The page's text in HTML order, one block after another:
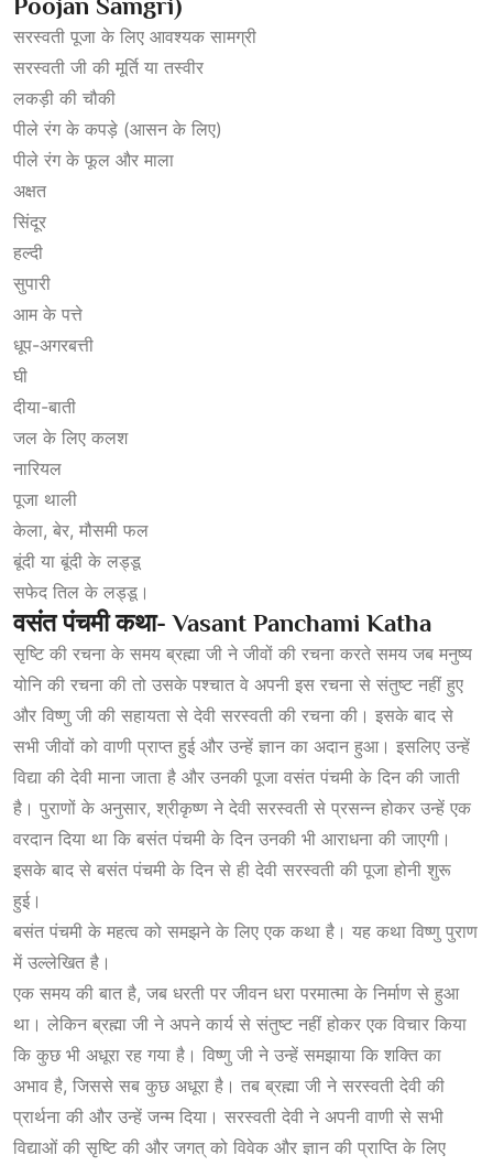
Poojan Samgri)
सरस्वती पूजा के लिए आवश्यक सामग्री
सरस्वती जी की मूर्ति या तस्वीर
लकड़ी की चौकी
पीले रंग के कपड़े (आसन के लिए)
पीले रंग के फूल और माला
अक्षत
सिंदूर
हल्दी
सुपारी
आम के पत्ते
धूप-अगरबत्ती
घी
दीया-बाती
जल के लिए कलश
नारियल
पूजा थाली
केला, बेर, मौसमी फल
बूंदी या बूंदी के लड्डू
सफेद तिल के लड्डू।
वसंतपंचमीकथा- Vasant Panchami Katha
सृष्टि की रचना के समय ब्रह्मा जी ने जीवों की रचना करते समय जब मनुष्य
योनि की रचना की तो उसके पश्चात वे अपनी इस रचना से संतुष्ट नहीं हुए
और विष्णु जी की सहायता से देवी सरस्वती की रचना की। इसके बाद से
सभी जीवों को वाणी प्राप्त हुई और उन्हें ज्ञान का अदान हुआ। इसलिए उन्हें
विद्या की देवी माना जाता है और उनकी पूजा वसंत पंचमी के दिन की जाती
है। पुराणों के अनुसार, श्रीकृष्ण ने देवी सरस्वती से प्रसन्न होकर उन्हें एक
वरदान दिया था कि बसंत पंचमी के दिन उनकी भी आराधना की जाएगी।
इसके बाद से बसंत पंचमी के दिन से ही देवी सरस्वती की पूजा होनी शुरू
हुई।
बसंत पंचमी के महत्व को समझने के लिए एक कथा है। यह कथा विष्णु पुराण
में उल्लेखित है।
एक समय की बात है, जब धरती पर जीवन धरा परमात्मा के निर्माण से हुआ
था। लेकिन ब्रह्मा जी ने अपने कार्य से संतुष्ट नहीं होकर एक विचार किया
कि कुछ भी अधूरा रह गया है। विष्णु जी ने उन्हें समझाया कि शक्ति का
अभाव है, जिससे सब कुछ अधूरा है। तब ब्रह्मा जी ने सरस्वती देवी की
प्रार्थना की और उन्हें जन्म दिया। सरस्वती देवी ने अपनी वाणी से सभी
विद्याओं की सृष्टि की और जगत् को विवेक और ज्ञान की प्राप्ति के लिए